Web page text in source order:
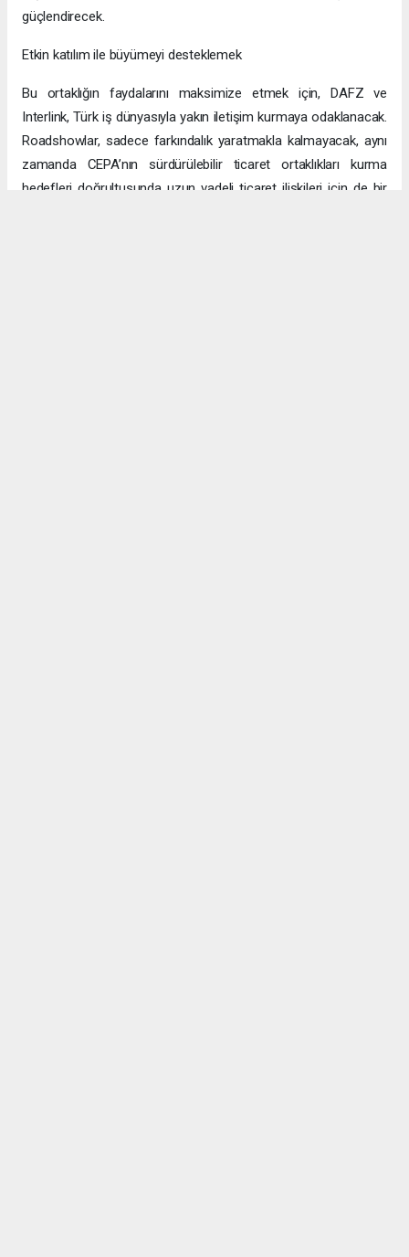
güçlendirecek.
Etkin katılım ile büyümeyi desteklemek
Bu ortaklığın faydalarını maksimize etmek için, DAFZ ve
Interlink, Türk iş dünyasıyla yakın iletişim kurmaya odaklanacak.
Roadshowlar, sadece farkındalık yaratmakla kalmayacak, aynı
zamanda CEPA’nın sürdürülebilir ticaret ortaklıkları kurma
hedefleri doğrultusunda uzun vadeli ticaret ilişkileri için de bir